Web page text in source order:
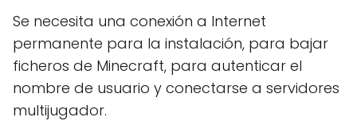
Se necesita una conexión a Internet
permanente para la instalación, para bajar
ficheros de Minecraft, para autenticar el
nombre de usuario y conectarse a servidores
multijugador.